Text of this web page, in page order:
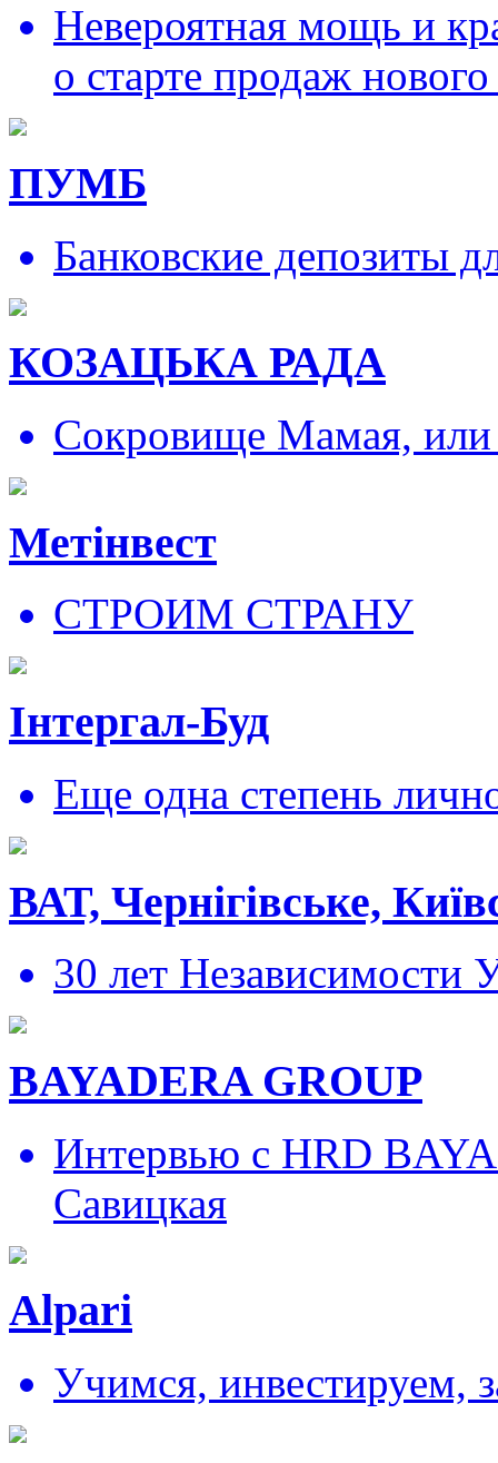
Невероятная мощь и
о старте продаж
ПУМБ
Банковские депозиты
КОЗАЦЬКА РАДА
Сокровище Мамая, или
Метінвест
СТРОИМ СТРАНУ
Інтергал-Буд
Еще одна степень
ВАТ, Чернігівське,
30 лет Независимости
BAYADERA GROUP
Интервью с HRD
Савицкая
Alpari
Учимся, инвестируем,